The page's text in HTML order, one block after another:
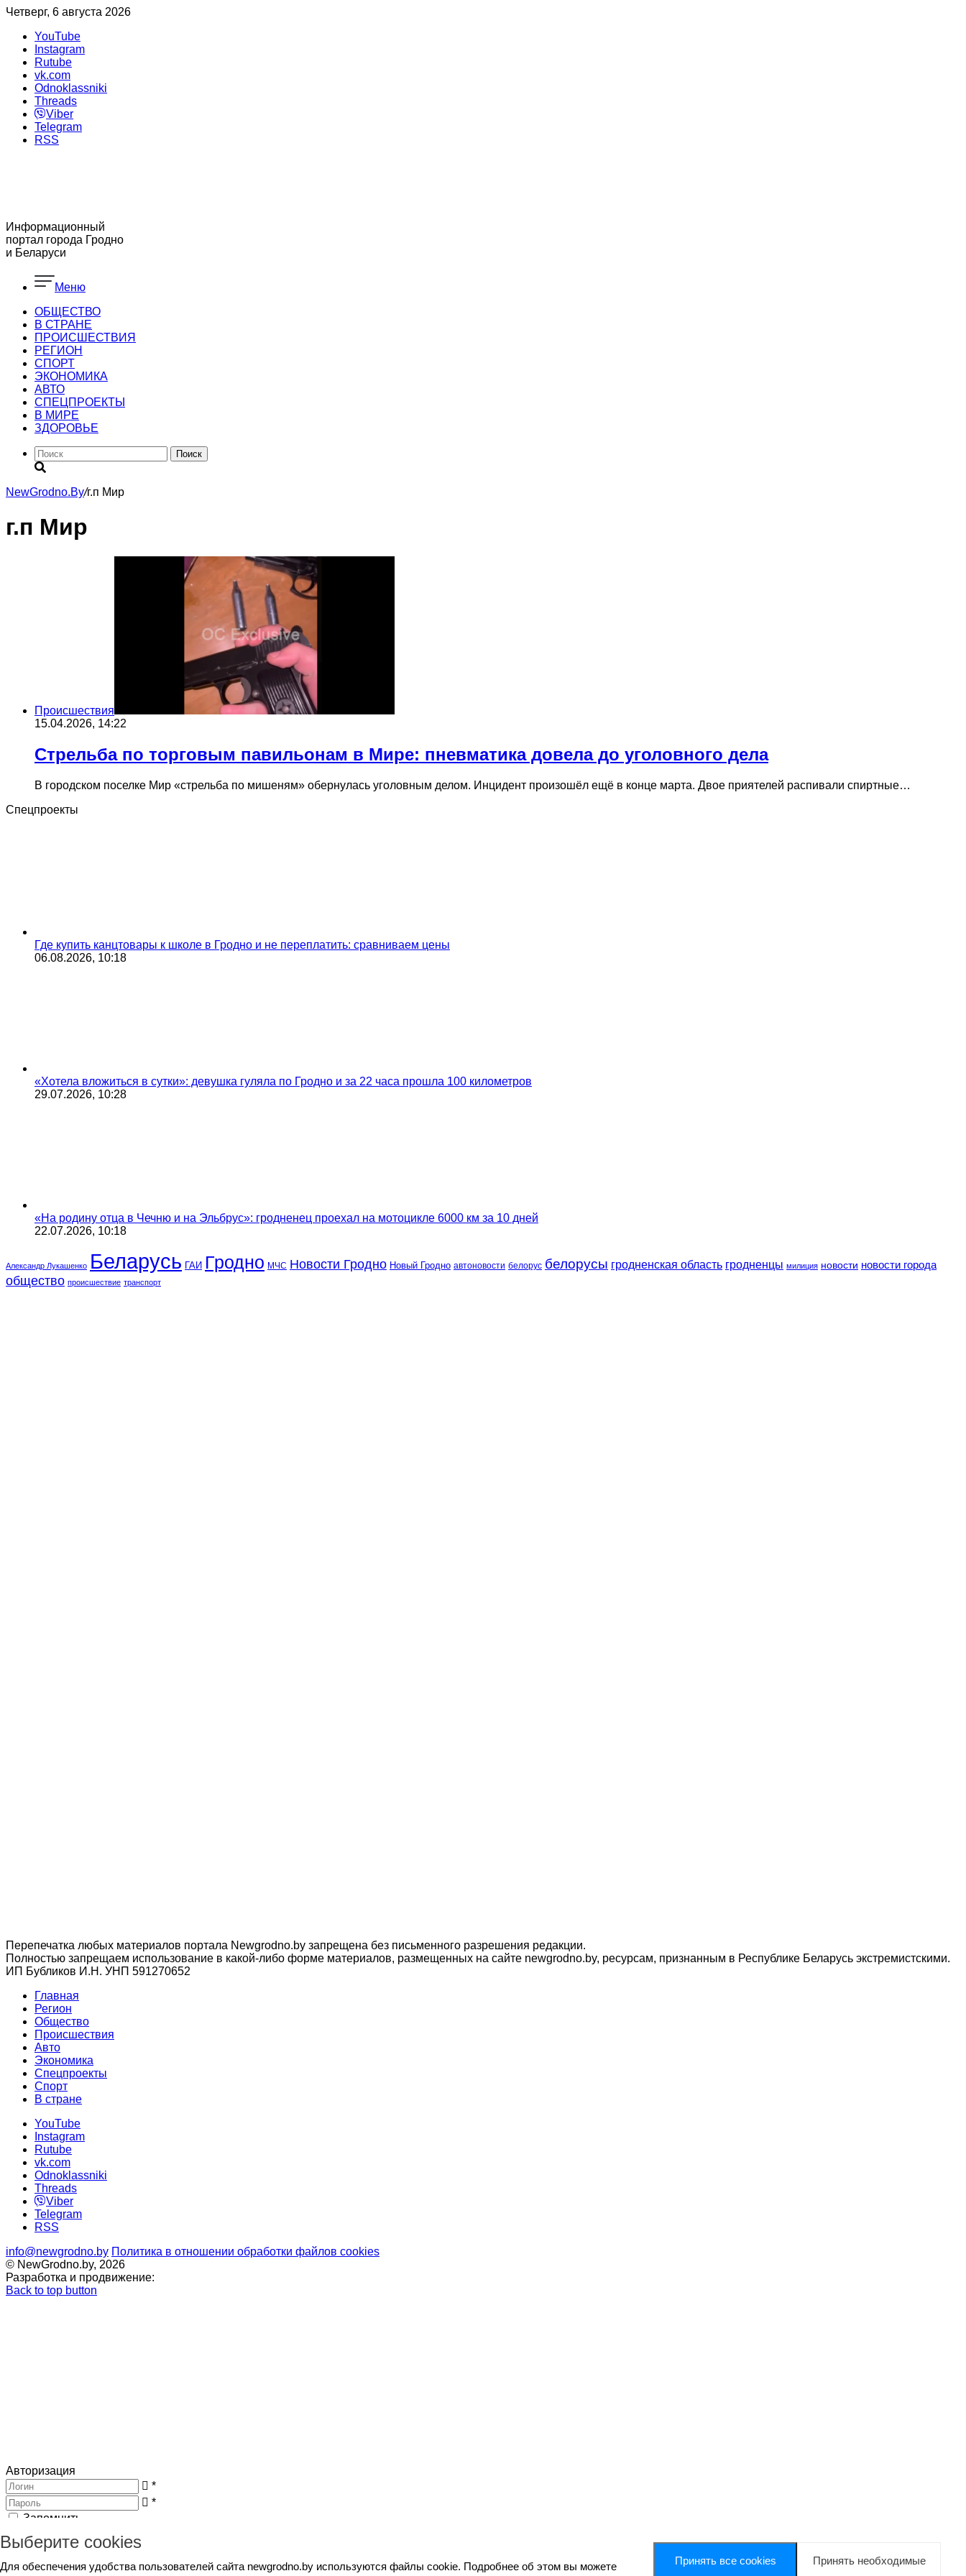
Четверг, 6 августа 2026
YouTube
Instagram
Rutube
vk.com
Odnoklassniki
Threads
Viber
Telegram
RSS
Информационный
портал города Гродно
и Беларуси
Меню
ОБЩЕСТВО
В СТРАНЕ
ПРОИСШЕСТВИЯ
РЕГИОН
CПОРТ
ЭКОНОМИКА
АВТО
СПЕЦПРОЕКТЫ
В МИРЕ
ЗДОРОВЬЕ
Поиск
NewGrodno.By/г.п Мир
г.п Мир
Происшествия
15.04.2026, 14:22
Стрельба по торговым павильонам в Мире: пневматика довела до уголовного дела
В городском поселке Мир «стрельба по мишеням» обернулась уголовным делом. Инцидент произошёл ещё в конце марта. Двое приятелей распивали спиртные…
Спецпроекты
Где купить канцтовары к школе в Гродно и не переплатить: сравниваем цены
06.08.2026, 10:18
«Хотела вложиться в сутки»: девушка гуляла по Гродно и за 22 часа прошла 100 километров
29.07.2026, 10:28
«На родину отца в Чечню и на Эльбрус»: гродненец проехал на мотоцикле 6000 км за 10 дней
22.07.2026, 10:18
Александр Лукашенко Беларусь ГАИ Гродно МЧС Новости Гродно Новый Гродно автоновости белорус белорусы гродненская область гродненцы милиция новости новости города
общество происшествие транспорт
Перепечатка любых материалов портала Newgrodno.by запрещена без письменного разрешения редакции.
Полностью запрещаем использование в какой-либо форме материалов, размещенных на сайте newgrodno.by, ресурсам, признанным в Республике Беларусь экстремистскими.
ИП Бубликов И.Н. УНП 591270652
Главная
Регион
Общество
Происшествия
Авто
Экономика
Спецпроекты
Cпорт
В стране
YouTube
Instagram
Rutube
vk.com
Odnoklassniki
Threads
Viber
Telegram
RSS
info@newgrodno.by Политика в отношении обработки файлов cookies
© NewGrodno.by, 2026
Разработка и продвижение:
Back to top button
Авторизация
*
*
Запомнить
Авторизация
Выберите cookies
Для обеспечения удобства пользователей сайта newgrodno.by используются файлы cookie. Подробнее об этом вы можете
Принять все cookies Принять необходимые